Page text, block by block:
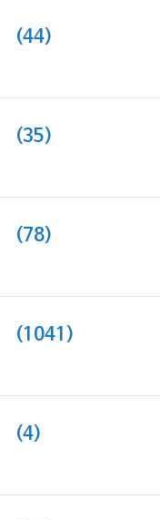
(44)
(35)
(78)
(1041)
(4)